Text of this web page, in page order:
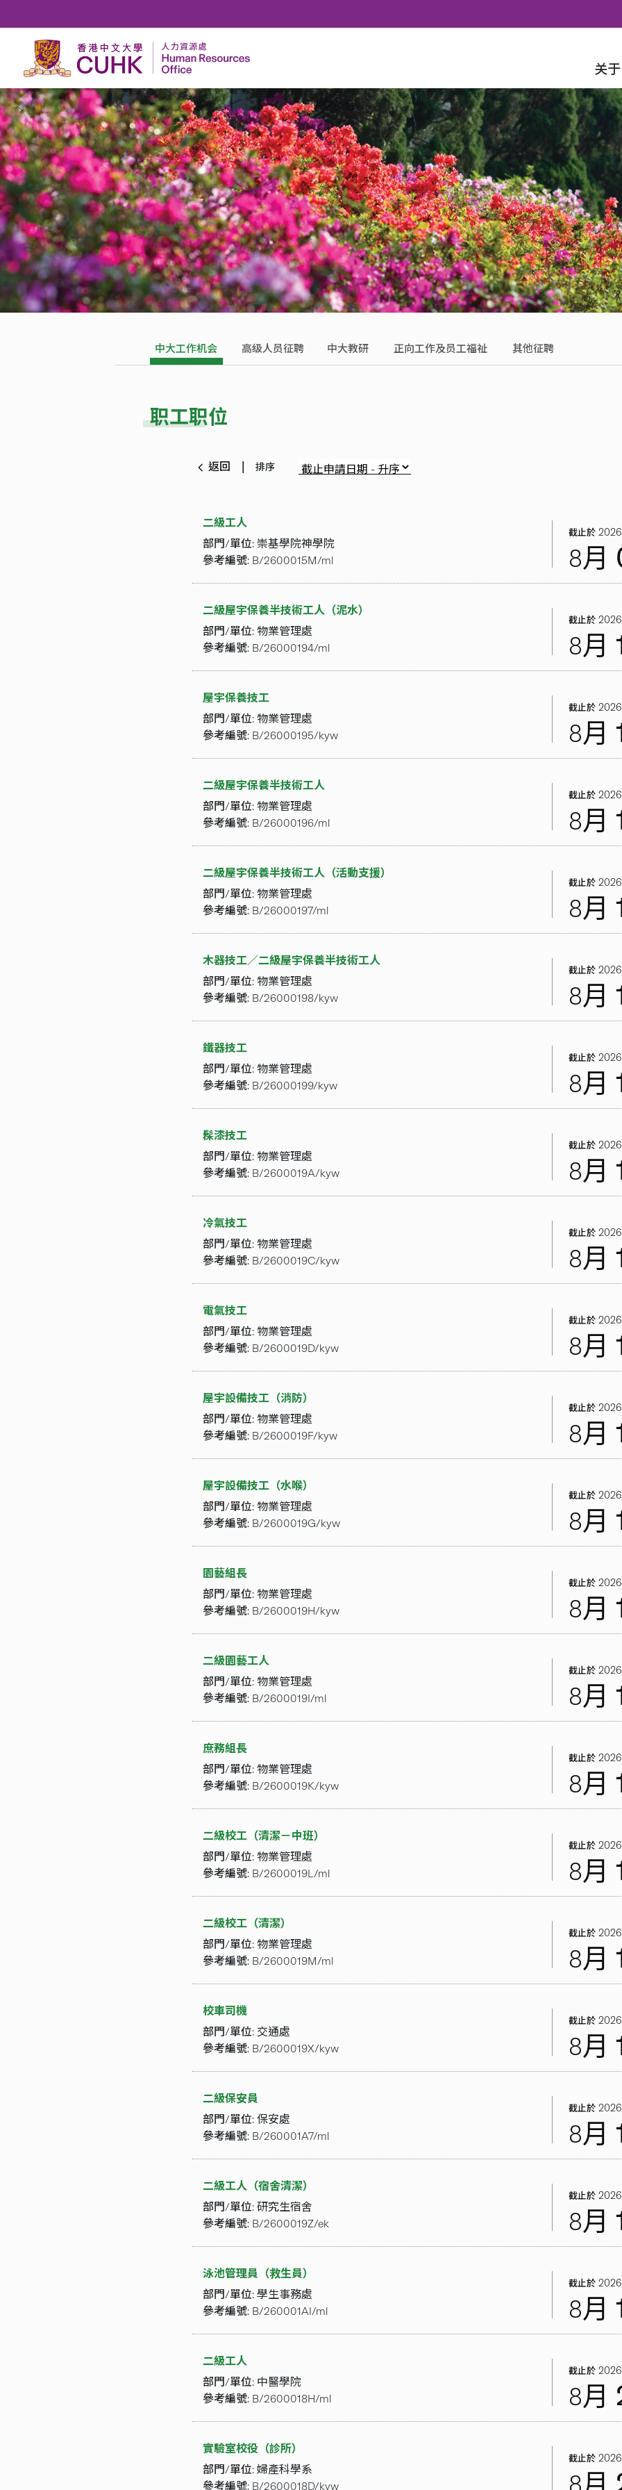
关于
中大工作机会 高级人员征聘 中大教研 正向工作及员工福祉 其他征聘
职工职位
返回 排序
二級工人
部門/單位: 崇基學院神學院
參考編號: B/2600015M/ml
截止於2026
8月
二級屋宇保養半技術工人（泥水）
部門/單位: 物業管理處
參考編號: B/26000194/ml
截止於2026
8月
屋宇保養技工
部門/單位: 物業管理處
參考編號: B/26000195/kyw
截止於2026
8月
二級屋宇保養半技術工人
部門/單位: 物業管理處
參考編號: B/26000196/ml
截止於2026
8月
二級屋宇保養半技術工人（活動支援）
部門/單位: 物業管理處
參考編號: B/26000197/ml
截止於2026
8月
木器技工／二級屋宇保養半技術工人
部門/單位: 物業管理處
參考編號: B/26000198/kyw
截止於2026
8月
鐵器技工
部門/單位: 物業管理處
參考編號: B/26000199/kyw
截止於2026
8月
髹漆技工
部門/單位: 物業管理處
參考編號: B/2600019A/kyw
截止於2026
8月
冷氣技工
部門/單位: 物業管理處
參考編號: B/2600019C/kyw
截止於2026
8月
電氣技工
部門/單位: 物業管理處
參考編號: B/2600019D/kyw
截止於2026
8月
屋宇設備技工（消防）
部門/單位: 物業管理處
參考編號: B/2600019F/kyw
截止於2026
8月
屋宇設備技工（水喉）
部門/單位: 物業管理處
參考編號: B/2600019G/kyw
截止於2026
8月
園藝組長
部門/單位: 物業管理處
參考編號: B/2600019H/kyw
截止於2026
8月
二級園藝工人
部門/單位: 物業管理處
參考編號: B/2600019I/ml
截止於2026
8月
庶務組長
部門/單位: 物業管理處
參考編號: B/2600019K/kyw
截止於2026
8月
二級校工（清潔－中班）
部門/單位: 物業管理處
參考編號: B/2600019L/ml
截止於2026
8月
二級校工（清潔）
部門/單位: 物業管理處
參考編號: B/2600019M/ml
截止於2026
8月
校車司機
部門/單位: 交通處
參考編號: B/2600019X/kyw
截止於2026
8月
二級保安員
部門/單位: 保安處
參考編號: B/260001A7/ml
截止於2026
8月
二級工人（宿舍清潔）
部門/單位: 研究生宿舍
參考編號: B/2600019Z/ek
截止於2026
8月
泳池管理員（救生員）
部門/單位: 學生事務處
參考編號: B/260001AI/ml
截止於2026
8月
二級工人
部門/單位: 中醫學院
參考編號: B/2600018H/ml
截止於2026
8月
實驗室校役（診所）
部門/單位: 婦產科學系
參考編號: B/2600018D/kyw
截止於2026